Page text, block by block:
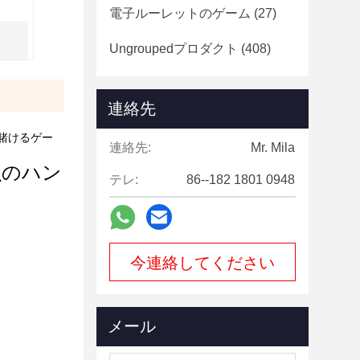
けるゲー
ハン
電子ルーレットのゲーム (27)
Ungroupedプロダクト (408)
連絡先
連絡先: Mr. Mila
テレ: 86--182 1801 0948
今連絡してください
メール